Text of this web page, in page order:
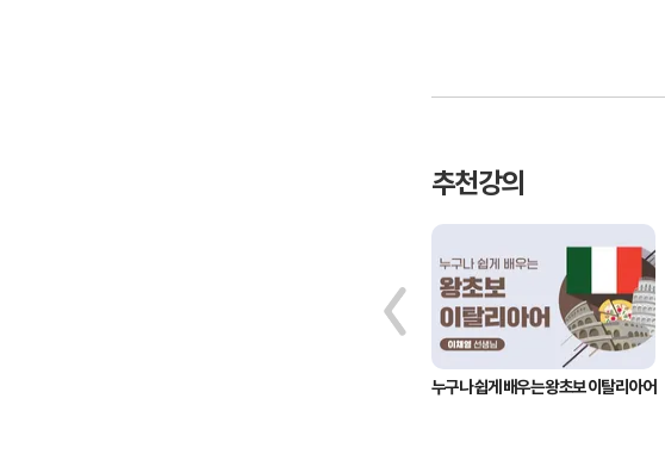
추천강의
누구나 쉽게 배우는 왕초보 이탈리아어